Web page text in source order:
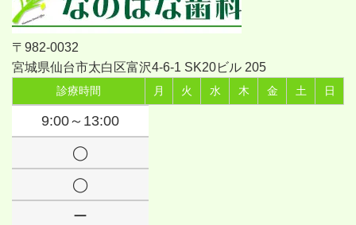
〒982-0032
宮城県仙台市太白区富沢4-6-1 SK20ビル 205
診療時間 月 火 水 木 金 土 日
9:00～13:00
◯
◯
ー